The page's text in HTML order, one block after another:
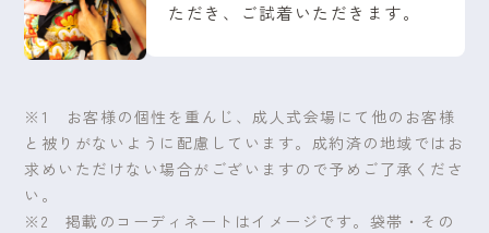
ただき、ご試着いただきます。
※1 お客様の個性を重んじ、成人式会場にて他のお客様
と被りがないように配慮しています。成約済の地域ではお
求めいただけない場合がございますので予めご了承くださ
い。
※2 掲載のコーディネートはイメージです。袋帯・その